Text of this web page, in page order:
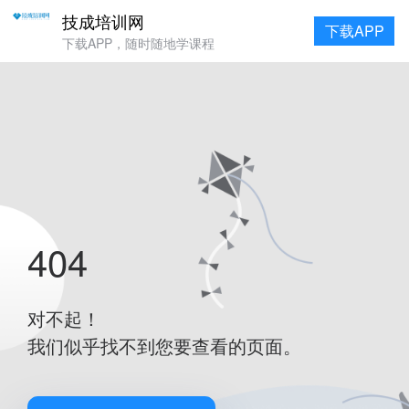
技成培训网
下载APP，随时随地学课程
下载APP
404
对不起！
我们似乎找不到您要查看的页面。